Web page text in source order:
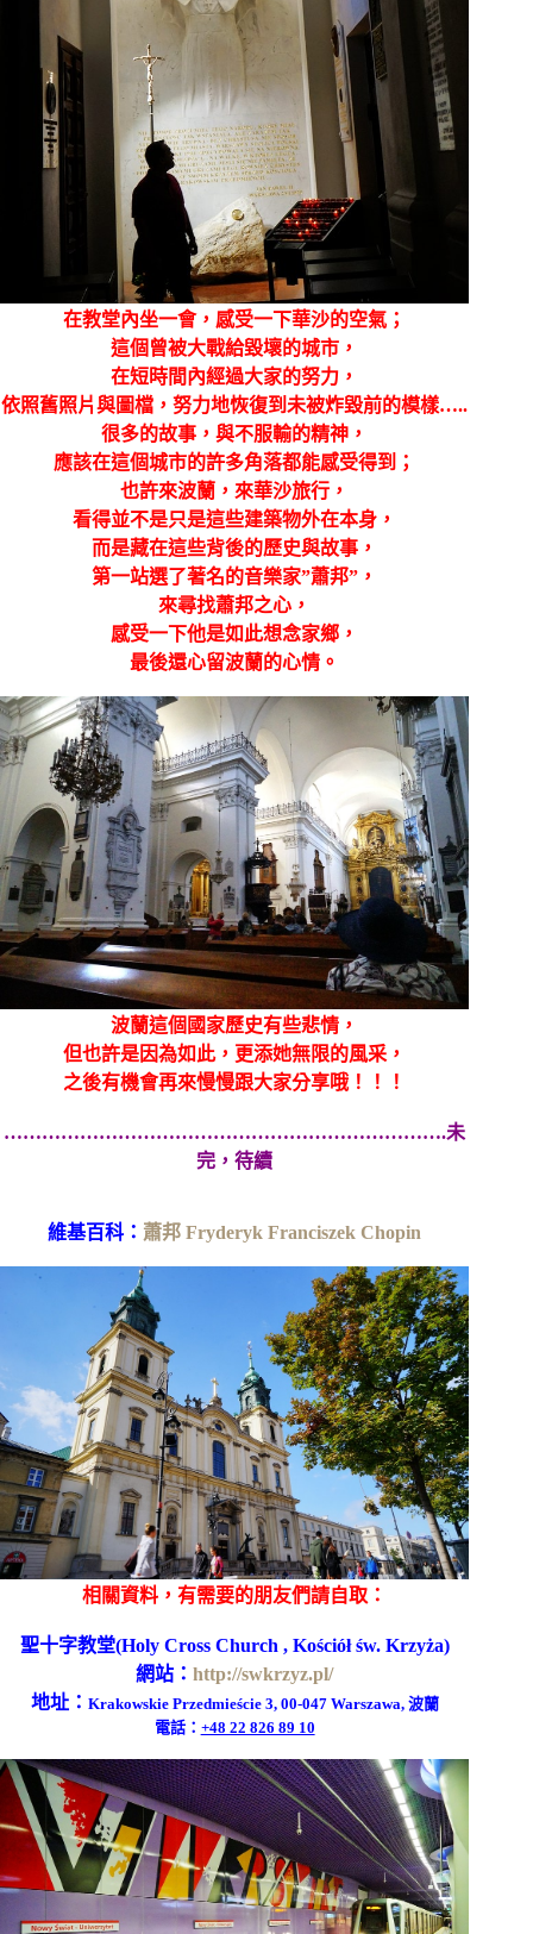
在教堂內坐一會，感受一下華沙的空氣；
這個曾被大戰給毀壞的城市，
在短時間內經過大家的努力，
依照舊照片與圖檔，努力地恢復到未被炸毀前的模樣…..
很多的故事，與不服輸的精神，
應該在這個城市的許多角落都能感受得到；
也許來波蘭，來華沙旅行，
看得並不是只是這些建築物外在本身，
而是藏在這些背後的歷史與故事，
第一站選了著名的音樂家”蕭邦”，
來尋找蕭邦之心，
感受一下他是如此想念家鄉，
最後還心留波蘭的心情。
波蘭這個國家歷史有些悲情，
但也許是因為如此，更添她無限的風采，
之後有機會再來慢慢跟大家分享哦！！！
…………………………………………………………….未
完，待續
維基百科： 蕭邦 Fryderyk Franciszek Chopin
相關資料，有需要的朋友們請自取：
聖十字教堂(Holy Cross Church , Kościół św. Krzyża)
網站：http://swkrzyz.pl/
地址： Krakowskie Przedmieście 3, 00-047 Warszawa, 波蘭
電話： +48 22 826 89 10